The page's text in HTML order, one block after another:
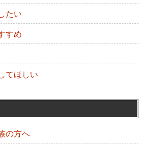
たい
すめ
てほしい
の方へ